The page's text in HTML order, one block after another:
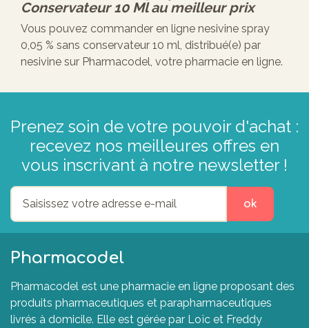
Conservateur 10 Mlau meilleur prix
Vous pouvez commander en ligne nesivine spray
0,05 % sans conservateur 10 ml, distribué(e) par
nesivine sur Pharmacodel, votre pharmacie en ligne.
Prenez soin de votre pouvoir d'achat :
recevez nos meilleures offres en
vous inscrivant à notre newsletter !
ok
Pharmacodel
Pharmacodel est une pharmacie en ligne proposant des
produits pharmaceutiques et parapharmaceutiques
livrés à domicile. Elle est gérée par Loïc et Freddy